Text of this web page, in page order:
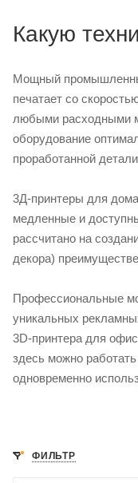
Какую
Мощный
печатает со
любыми расходными
оборудование
проработанной
3Д-принтеры для
медленные и
рассчитано на
декора)
Профессиональные
уникальных
3D-принтера для
здесь можно
одновременно
ФИЛЬТР